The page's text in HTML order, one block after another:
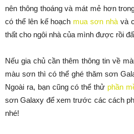
nên thông thoáng và mát mẻ hơn
có thể lên kế hoạch mua sơn nhà và
thất cho ngôi nhà của mình được rồi
Nếu gia chủ cần thêm thông tin về
màu sơn thì có thể ghé thăm sơn
Ngoài ra, bạn cũng có thể thử phần
sơn Galaxy để xem trước các cách
nhé!